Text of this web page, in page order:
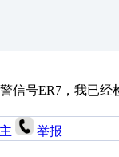
信号ER7，我已
举报